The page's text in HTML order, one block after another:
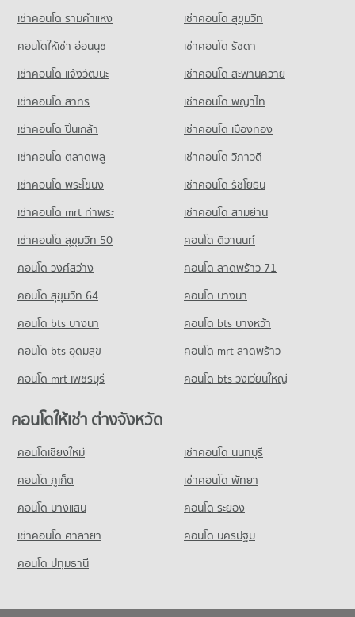
คอนโดให้เช่า รร.กุนนทีรุทธารามวิทยาคม
มีคอนโดให้เช่า 15,260 ประกาศ
ขายคอนโด รร.กุนนทีรุทธารามวิทยาคม
มีคอนโดขาย 6,365 ประกาศ
334 โครงการ
คอนโดให้เช่า รร.สมาคมไทย-ญี่ปุ่น
ขายคอนโด รร.สมาคมไทย-ญี่ปุ่น
มีคอนโดขาย 6,866 ประกาศ
คอนโด รร.สาธิตม.ศรีนครินทรวิโรฒ ประสานมิตร
778 โครงการ
คอนโดให้เช่า รร.สาธิตม.ศรีนครินทรวิโรฒ ประสานมิตร
มีคอนโดให้เช่า 58,511 ประกาศ
ขายคอนโด รร.สาธิตม.ศรีนครินทรวิโรฒ ประสานมิตร
คอนโด รร.จันทร์หุ่นบำเพ็ญ
คอนโดให้เช่า รร.จันทร์หุ่นบำเพ็ญ
มีคอนโดให้เช่า 10,637 ประกาศ
ขายคอนโด รร.จันทร์หุ่นบำเพ็ญ
คอนโด ฟู๊ดแลนด์ เพชรบุรี
371 โครงการ
คอนโดให้เช่า ฟู๊ดแลนด์ เพชรบุรี
มีคอนโดให้เช่า 20,918 ประกาศ
ขายคอนโด ฟู๊ดแลนด์ เพชรบุรี
มีคอนโดขาย 7,598 ประกาศ
ขายคอนโด ถนนเพชรบุรี (ตัดใหม่) กรุงเทพฯ
มีคอนโดขาย 11,378 ประกาศ
คอนโด กระทรวงวัฒนธรรม
222 โครงการ
คอนโดให้เช่า กระทรวงวัฒนธรรม
ขายคอนโด กระทรวงวัฒนธรรม
มีคอนโดขาย 6,719 ประกาศ
คอนโด สถานเอกอัครราชทูตเกาหลี
73 โครงการ
คอนโดให้เช่า สถานเอกอัครราชทูตเกาหลี
มีคอนโดให้เช่า 6,424 ประกาศ
ขายคอนโด สถานเอกอัครราชทูตเกาหลี
คอนโด อาคารภคินทร์
คอนโดให้เช่า อาคารภคินทร์
มีคอนโดให้เช่า 9,151 ประกาศ
มีคอนโดขาย 2,836 ประกาศ
คอนโด อาคารเดอะไนน์ ทาวเวอร์
คอนโดให้เช่า อาคารเดอะไนน์ ทาวเวอร์
มีคอนโดให้เช่า 10,866 ประกาศ
ขายคอนโด อาคารเดอะไนน์ ทาวเวอร์
มีคอนโดขาย 3,217 ประกาศ
คอนโด อาคารทรู ทาวเวอร์ รัชดา
คอนโดให้เช่า รพ.กรุงเทพ
มีคอนโดให้เช่า 47,532 ประกาศ
ขายคอนโด รพ.กรุงเทพ
มีคอนโดขาย 17,284 ประกาศ
คอนโด สถานเอกอัครราชทูตจีน
คอนโดให้เช่า สถานเอกอัครราชทูตจีน
มีคอนโดให้เช่า 12,944 ประกาศ
ขายคอนโด สถานเอกอัครราชทูตจีน
มีคอนโดขาย 4,339 ประกาศ
เช่าคอนโด รามคําแหง
เช่าคอนโด สุขุมวิท
คอนโดให้เช่า อ่อนนุช
เช่าคอนโด รัชดา
เช่าคอนโด แจ้งวัฒนะ
เช่าคอนโด สะพานควาย
เช่าคอนโด สาทร
เช่าคอนโด พญาไท
เช่าคอนโด ปิ่นเกล้า
เช่าคอนโด เมืองทอง
เช่าคอนโด ตลาดพลู
เช่าคอนโด วิภาวดี
เช่าคอนโด พระโขนง
เช่าคอนโด รัชโยธิน
เช่าคอนโด mrt ท่าพระ
เช่าคอนโด สามย่าน
เช่าคอนโด สุขุมวิท 50
คอนโด ติวานนท์
คอนโด วงศ์สว่าง
คอนโด ลาดพร้าว 71
คอนโด สุขุมวิท 64
คอนโด บางนา
คอนโด bts บางนา
คอนโด bts บางหว้า
คอนโด bts อุดมสุข
คอนโด mrt ลาดพร้าว
คอนโด mrt เพชรบุรี
คอนโด bts วงเวียนใหญ่
คอนโดให้เช่า ต่างจังหวัด
คอนโดเชียงใหม่
เช่าคอนโด นนทบุรี
คอนโด ภูเก็ต
เช่าคอนโด พัทยา
คอนโด บางแสน
คอนโด ระยอง
เช่าคอนโด ศาลายา
คอนโด นครปฐม
คอนโด ปทุมธานี